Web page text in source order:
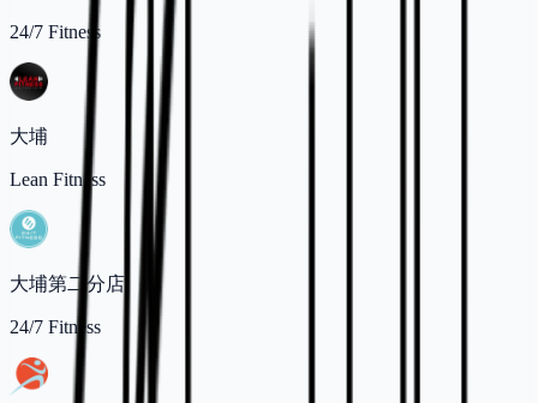
24/7 Fitness
大埔
Lean Fitness
大埔第二分店
24/7 Fitness